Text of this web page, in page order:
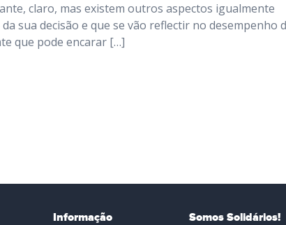
claro, mas existem outros aspectos igualmente
sua decisão e que se vão reflectir no desempenho
que pode encarar […]
Informação Somos Solidários!